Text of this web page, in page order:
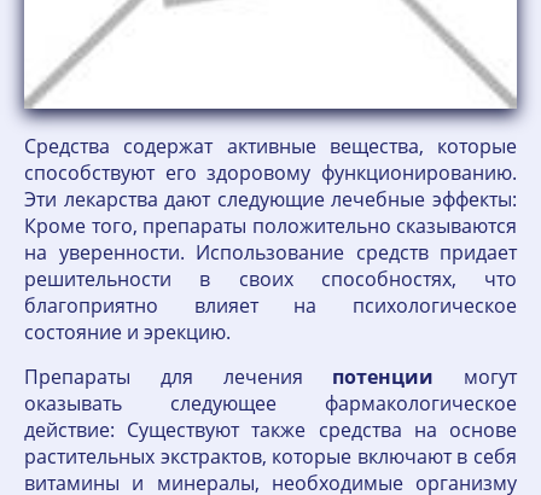
Средства содержат активные вещества, которые
способствуют его здоровому функционированию.
Эти лекарства дают следующие лечебные эффекты:
Кроме того, препараты положительно сказываются
на уверенности. Использование средств придает
решительности в своих способностях, что
благоприятно влияет на психологическое
состояние и эрекцию.
Препараты для лечения потенции могут
оказывать следующее фармакологическое
действие: Существуют также средства на основе
растительных экстрактов, которые включают в себя
витамины и минералы, необходимые организму